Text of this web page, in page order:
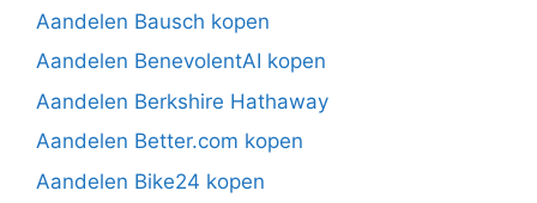
Aandelen Bausch kopen
Aandelen BenevolentAI kopen
Aandelen Berkshire Hathaway
Aandelen Better.com kopen
Aandelen Bike24 kopen